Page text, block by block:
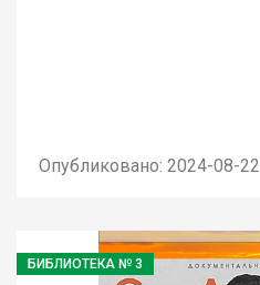
Опубликовано: 2024-08-22
БИБЛИОТЕКА № 3